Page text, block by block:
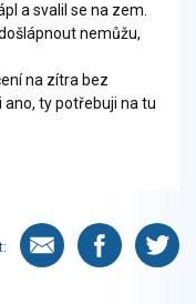
a svalil se na zem.
nemůžu,
na zítra bez
ano, ty potřebuji na tu